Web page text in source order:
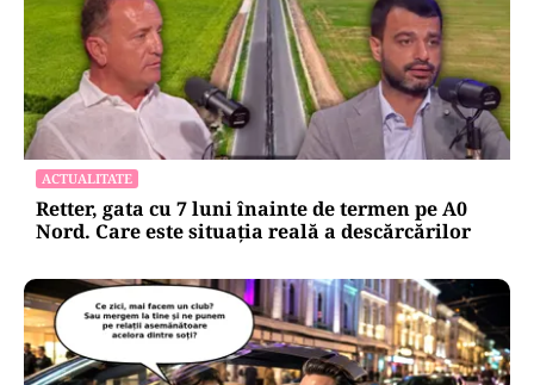
HOROSCOP
Horoscop 7 august 2026: ziua în care Berbecii își
pierd răbdarea, iar Taurii pierd bani